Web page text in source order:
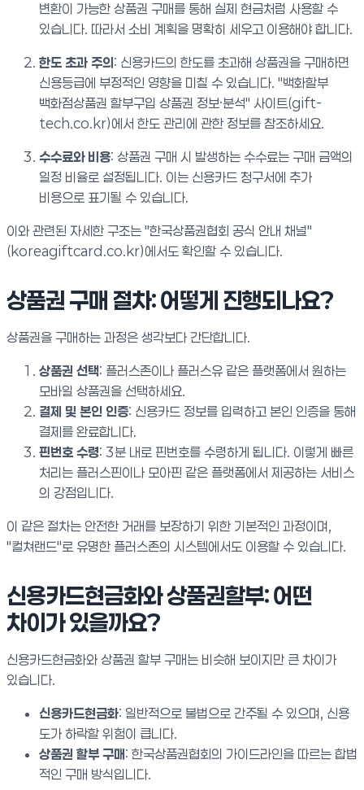
변환이 가능한 상품권 구매를 통해 실제 현금처럼 사용할 수
있습니다. 따라서 소비 계획을 명확히 세우고 이용해야 합니다.
한도 초과 주의: 신용카드의 한도를 초과해 상품권을 구매하면
신용등급에 부정적인 영향을 미칠 수 있습니다. "백화할부
백화점상품권 할부구입 상품권 정보·분석" 사이트(gift-
tech.co.kr)에서 한도 관리에 관한 정보를 참조하세요.
수수료와 비용: 상품권 구매 시 발생하는 수수료는 구매 금액의
일정 비율로 설정됩니다. 이는 신용카드 청구서에 추가
비용으로 표기될 수 있습니다.
이와 관련된 자세한 구조는 "한국상품권협회 공식 안내 채널"
(koreagiftcard.co.kr)에서도 확인할 수 있습니다.
상품권 구매 절차: 어떻게 진행되나요?
상품권을 구매하는 과정은 생각보다 간단합니다.
상품권 선택: 플러스존이나 플러스유 같은 플랫폼에서 원하는
모바일 상품권을 선택하세요.
결제 및 본인 인증: 신용카드 정보를 입력하고 본인 인증을 통해
결제를 완료합니다.
핀번호 수령: 3분 내로 핀번호를 수령하게 됩니다. 이렇게 빠른
처리는 플러스핀이나 모아핀 같은 플랫폼에서 제공하는 서비스
의 강점입니다.
이 같은 절차는 안전한 거래를 보장하기 위한 기본적인 과정이며,
"컬쳐랜드"로 유명한 플러스존의 시스템에서도 이용할 수 있습니다.
신용카드현금화와 상품권할부: 어떤
차이가 있을까요?
신용카드현금화와 상품권 할부 구매는 비슷해 보이지만 큰 차이가
있습니다.
신용카드현금화: 일반적으로 불법으로 간주될 수 있으며, 신용
도가 하락할 위험이 큽니다.
상품권 할부 구매: 한국상품권협회의 가이드라인을 따르는 합법
적인 구매 방식입니다.